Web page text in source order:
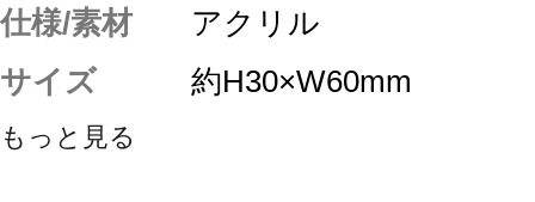
仕様/素材
アクリル
サイズ
約H30×W60mm
もっと見る